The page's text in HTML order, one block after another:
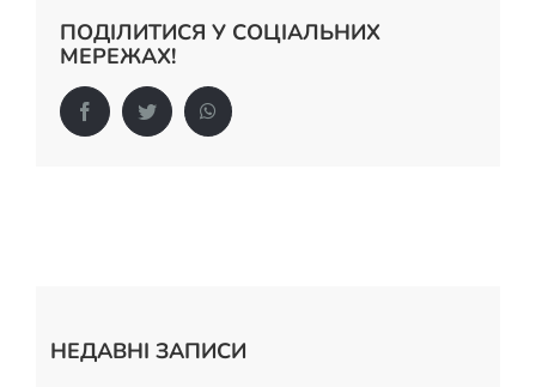
ШКІЛЬНА БІБЛІОТЕКА
ПОДІЛИТИСЯ У СОЦІАЛЬНИХ
МЕРЕЖАХ!
FacebookTwitter WhatsApp
НЕДАВНІ ЗАПИСИ